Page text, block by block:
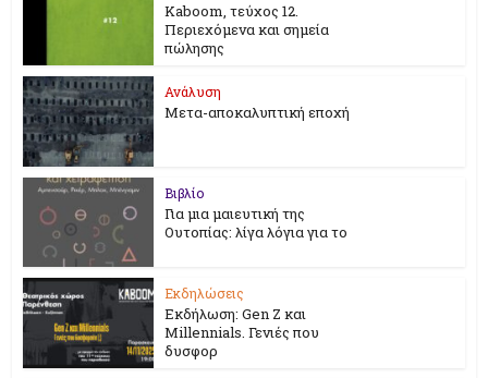
Kaboom, τεύχος 12.
Περιεχόμενα και σημεία
πώλησης
Ανάλυση
Μετα-αποκαλυπτική εποχή
Βιβλίο
Για μια μαιευτική της
Ουτοπίας: λίγα λόγια για το
Εκδηλώσεις
Εκδήλωση: Gen Z και
Millennials. Γενιές που
δυσφορ